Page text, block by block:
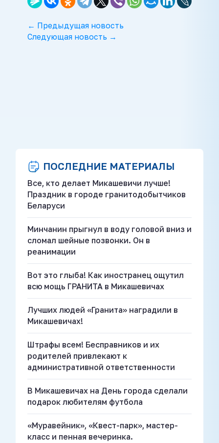
← Предыдущая новость
Следующая новость →
ПОСЛЕДНИЕ МАТЕРИАЛЫ
Все, кто делает Микашевичи лучше!
Праздник в городе гранитодобытчиков
Беларуси
Минчанин прыгнул в воду головой вниз и
сломал шейные позвонки. Он в
реанимации
Вот это глыба! Как иностранец ощутил
всю мощь ГРАНИТА в Микашевичах
Лучших людей «Гранита» наградили в
Микашевичах!
Штрафы всем! Бесправников и их
родителей привлекают к
административной ответственности
В Микашевичах на День города сделали
подарок любителям футбола
«Муравейник», «Квест-парк», мастер-
класс и пенная вечеринка.